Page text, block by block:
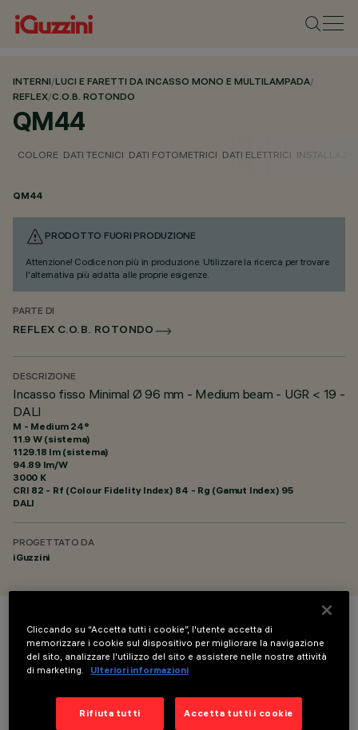
INTERNI/LUCI E FARETTI DA INCASSO MONO E MULTILAMPADA/
REFLEX/C.O.B. ROTONDO
QM44
COLORE DATI TECNICI DATI FOTOMETRICI DATI ELETTRICI
QM44
PRODOTTO FUORI PRODUZIONE
Attenzione! Codice non più in produzione. Utilizzare la ricerca per trovare
l'alternativa più adatta alle proprie esigenze.
PARTE DI
REFLEX C.O.B. ROTONDO
DESCRIZIONE
Incasso fisso Minimal Ø 96 mm - Medium beam - UGR < 19 -
DALI
M - Medium 24°
11.9 W (sistema)
1129.18 lm (sistema)
94.89 lm/W
3000 K
CRI 82 - Rf (Colour Fidelity Index) 84 - Rg (Gamut Index) 95
DALI
PROGETTATO DA
iGuzzini
COLORE
Cliccando su “Accetta tutti i cookie”, l'utente accetta di
memorizzare i cookie sul dispositivo per migliorare la navigazione
del sito, analizzare l'utilizzo del sito e assistere nelle nostre attività
di marketing.
Ulteriori informazioni
Rifiuta tutti Accetta tutti i cookie